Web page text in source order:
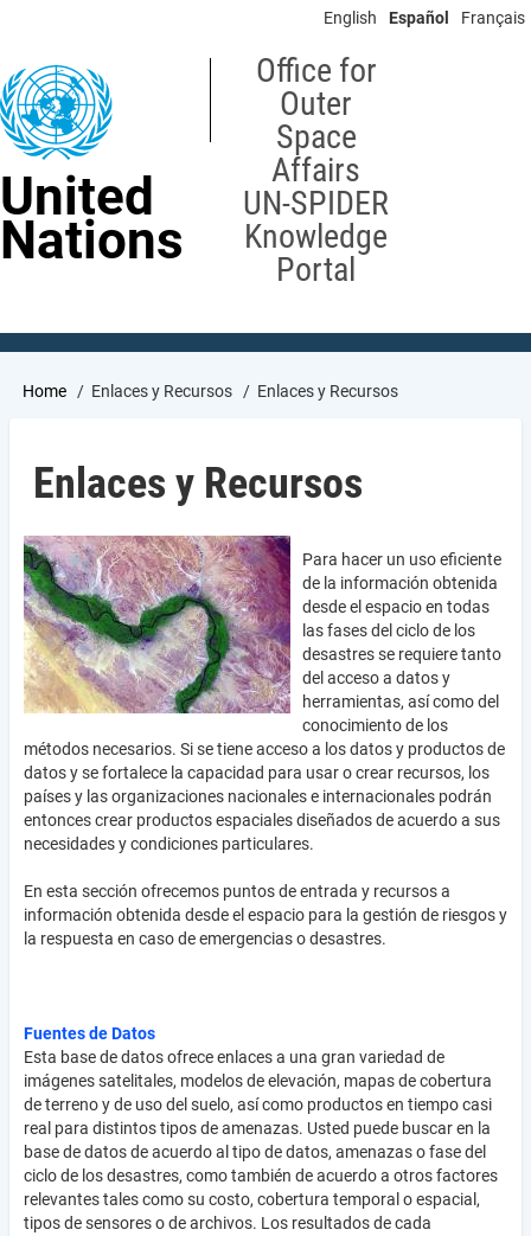
content
English Español Français
United
Nations
Office for
Outer
Space
Affairs
UN-SPIDER
Knowledge
Portal
Breadcrumb
Home Enlaces y Recursos Enlaces y Recursos
Enlaces y Recursos
Para hacer un uso eficiente
de la información obtenida
desde el espacio en todas
las fases del ciclo de los
desastres se requiere tanto
del acceso a datos y
herramientas, así como del
conocimiento de los
métodos necesarios. Si se tiene acceso a los datos y productos de
datos y se fortalece la capacidad para usar o crear recursos, los
países y las organizaciones nacionales e internacionales podrán
entonces crear productos espaciales diseñados de acuerdo a sus
necesidades y condiciones particulares.
En esta sección ofrecemos puntos de entrada y recursos a
información obtenida desde el espacio para la gestión de riesgos y
la respuesta en caso de emergencias o desastres.
Fuentes de Datos
Esta base de datos ofrece enlaces a una gran variedad de
imágenes satelitales, modelos de elevación, mapas de cobertura
de terreno y de uso del suelo, así como productos en tiempo casi
real para distintos tipos de amenazas. Usted puede buscar en la
base de datos de acuerdo al tipo de datos, amenazas o fase del
ciclo de los desastres, como también de acuerdo a otros factores
relevantes tales como su costo, cobertura temporal o espacial,
tipos de sensores o de archivos. Los resultados de cada